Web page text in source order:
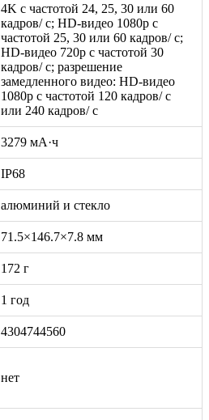
4K с частотой 24, 25, 30 или 60
кадров/ с; HD-видео 1080p с
частотой 25, 30 или 60 кадров/ с;
HD-видео 720p с частотой 30
кадров/ с; разрешение
замедленного видео: HD-видео
1080р c частотой 120 кадров/ с
или 240 кадров/ с
3279 мА·ч
IP68
алюминий и стекло
71.5×146.7×7.8 мм
172 г
1 год
4304744560
нет